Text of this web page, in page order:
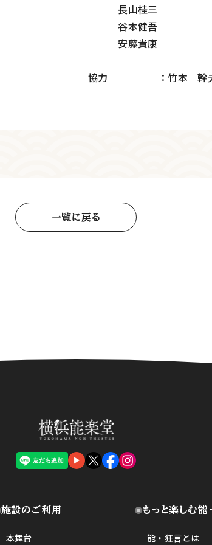
長山桂三
谷本健吾
安藤貴康
協力 ：竹本 幹
一覧に戻る
施設のご利用
本舞台
もっと楽しむ能
能・狂言とは